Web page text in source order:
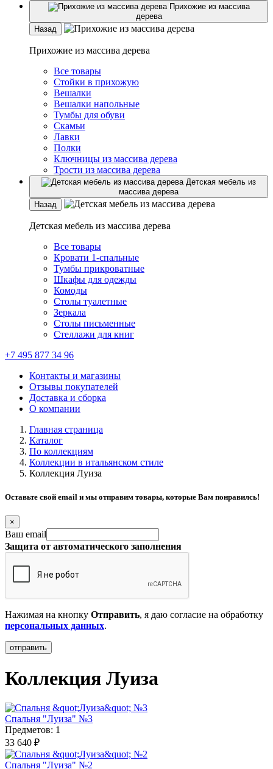
Прихожие из массива
дерева
Назад
Прихожие из массива дерева
Все товары
Стойки в прихожую
Вешалки
Вешалки напольные
Тумбы для обуви
Скамьи
Лавки
Полки
Ключницы из массива дерева
Трости из массива дерева
Детская мебель из
массива дерева
Назад
Детская мебель из массива дерева
Все товары
Кровати 1-спальные
Тумбы прикроватные
Шкафы для одежды
Комоды
Столы туалетные
Зеркала
Столы письменные
Стеллажи для книг
+7 495 877 34 96
Контакты и магазины
Отзывы покупателей
Доставка и сборка
О компании
Главная страница
Каталог
По коллекциям
Коллекции в итальянском стиле
Коллекция Луиза
Оставьте свой email и мы отправим товары, которые Вам понравилсь!
×
Ваш email
Защита от автоматического заполнения
Нажимая на кнопку Отправить, я даю согласие на обработку
персональных данных.
Коллекция Луиза
Спальня "Луиза" №3
Предметов: 1
33 640 ₽
Спальня "Луиза" №2